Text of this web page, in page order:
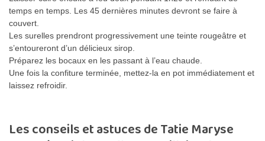
temps en temps. Les 45 dernières minutes devront se faire à
couvert.
Les surelles prendront progressivement une teinte rougeâtre et
s’entoureront d’un délicieux sirop.
Préparez les bocaux en les passant à l’eau chaude.
Une fois la confiture terminée, mettez-la en pot immédiatement et
laissez refroidir.
Les conseils et astuces de Tatie Maryse